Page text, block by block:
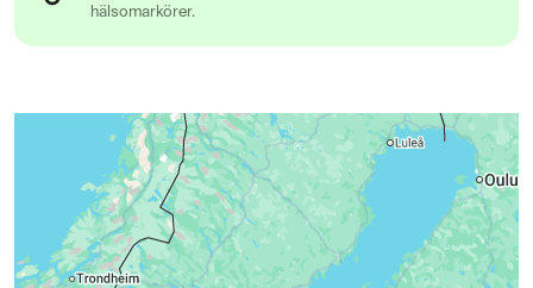
hälsomarkörer.